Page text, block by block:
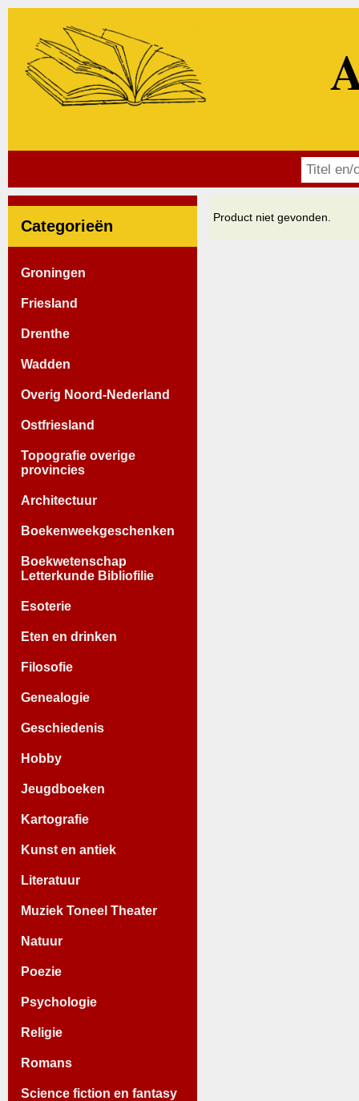
Categorieën
Groningen
Friesland
Drenthe
Wadden
Overig Noord-Nederland
Ostfriesland
Topografie overige
provincies
Architectuur
Boekenweekgeschenken
Boekwetenschap
Letterkunde Bibliofilie
Esoterie
Eten en drinken
Filosofie
Genealogie
Geschiedenis
Hobby
Jeugdboeken
Kartografie
Kunst en antiek
Literatuur
Muziek Toneel Theater
Natuur
Poezie
Psychologie
Religie
Romans
Science fiction en fantasy
Product niet gevonden.